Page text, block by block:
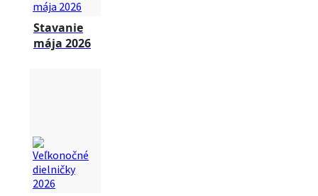
Stavanie
mája 2026